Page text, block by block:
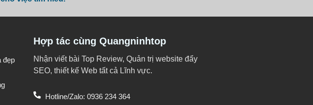
đẹp
Hợp tác cùng Quangninhtop
Nhận viết bài Top Review, Quản trị website đẩy
SEO, thiết kế Web tất cả Lĩnh vực.
Hotline/Zalo: 0936 234 364